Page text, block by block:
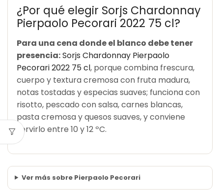
¿Por qué elegir Sorjs Chardonnay
Pierpaolo Pecorari 2022 75 cl?
Para una cena donde el blanco debe tener
presencia:Sorjs Chardonnay Pierpaolo
Pecorari 2022 75 cl, porque combina frescura,
cuerpo y textura cremosa con fruta madura,
notas tostadas y especias suaves; funciona con
risotto, pescado con salsa, carnes blancas,
pasta cremosa y quesos suaves, y conviene
servirlo entre 10 y 12 ºC.
Ver más sobre Pierpaolo Pecorari